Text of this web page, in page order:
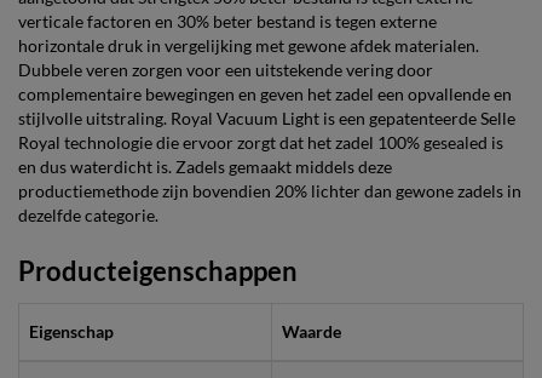
verticale factoren en 30% beter bestand is tegen externe
horizontale druk in vergelijking met gewone afdek materialen.
Dubbele veren zorgen voor een uitstekende vering door
complementaire bewegingen en geven het zadel een opvallende en
stijlvolle uitstraling. Royal Vacuum Light is een gepatenteerde Selle
Royal technologie die ervoor zorgt dat het zadel 100% gesealed is
en dus waterdicht is. Zadels gemaakt middels deze
productiemethode zijn bovendien 20% lichter dan gewone zadels in
dezelfde categorie.
Producteigenschappen
Eigenschap Waarde